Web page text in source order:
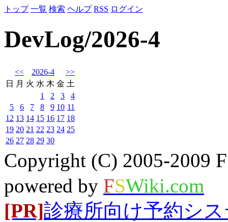
トップ 一覧 検索 ヘルプ RSS ログイン
DevLog/2026-4
<< 2026-4
>>
日
月 火 水 木 金 土
1
2 3
4
5
6 7 8 9 10 11
12 13 14 15 16 17 18
19 20 21 22 23 24 25
26 27 28 29 30
Copyright (C) 2005-2009
powered by FSWiki.com
[PR]診療所向け予約シ